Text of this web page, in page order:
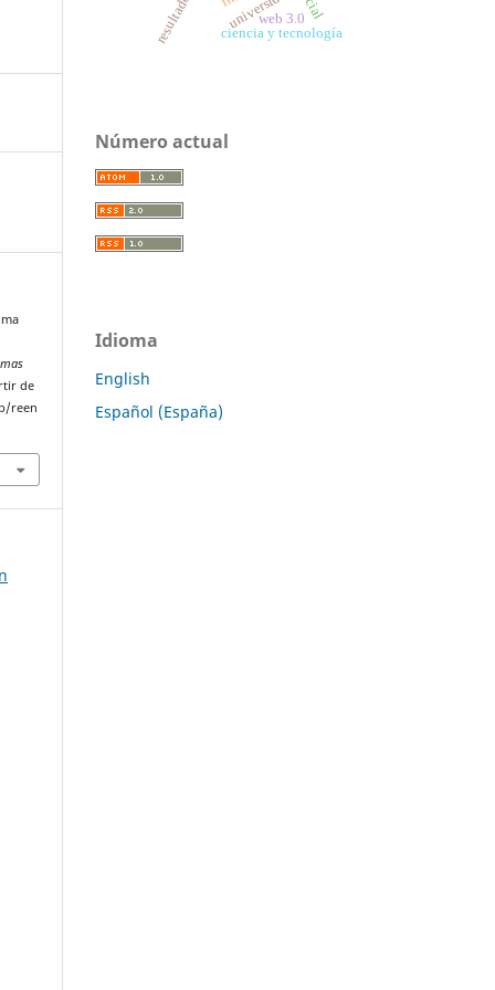
de
reen
ciencia y tecnología
web 3.0
Número actual
Idioma
English
Español (España)